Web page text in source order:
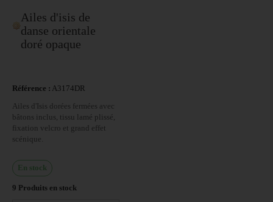
Ailes d'isis de
danse orientale
doré opaque
Référence : A3174DR
Ailes d'Isis dorées fermées avec
bâtons inclus, tissu lamé plissé,
fixation velcro et grand effet
scénique.
En stock
9 Produits en stock